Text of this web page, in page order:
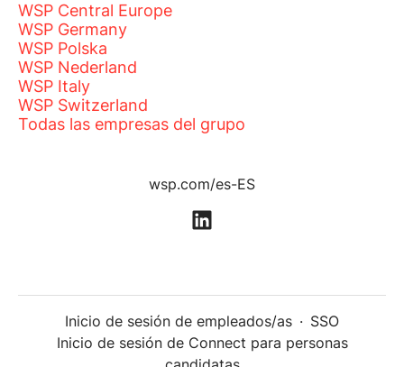
WSP Central Europe
WSP Germany
WSP Polska
WSP Nederland
WSP Italy
WSP Switzerland
Todas las empresas del grupo
wsp.com/es-ES
Inicio de sesión de empleados/as · SSO
Inicio de sesión de Connect para personas